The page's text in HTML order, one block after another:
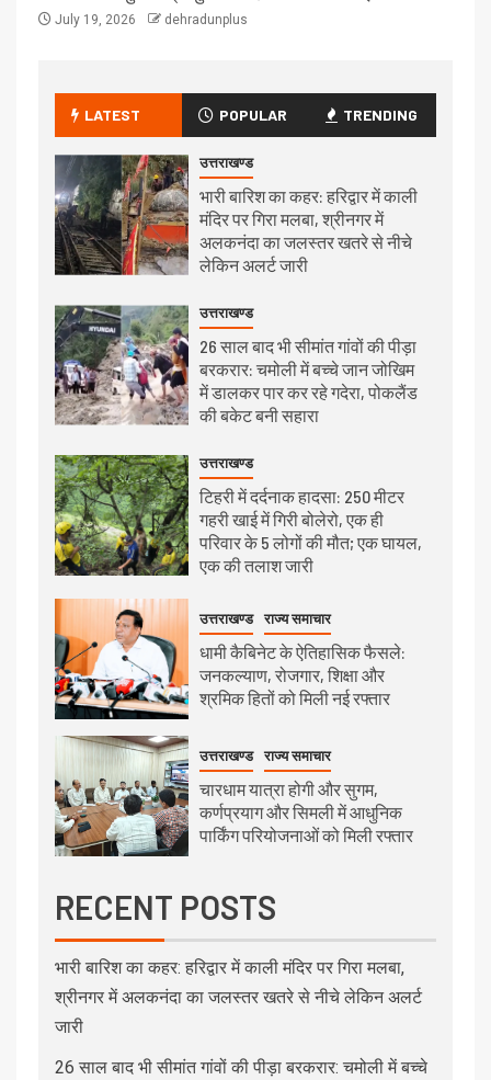
July 19, 2026 dehradunplus
LATEST POPULAR TRENDING
उत्तराखण्ड
भारी बारिश का कहर: हरिद्वार में काली
मंदिर पर गिरा मलबा, श्रीनगर में
अलकनंदा का जलस्तर खतरे से नीचे
लेकिन अलर्ट जारी
उत्तराखण्ड
26 साल बाद भी सीमांत गांवों की पीड़ा
बरकरार: चमोली में बच्चे जान जोखिम
में डालकर पार कर रहे गदेरा, पोकलैंड
की बकेट बनी सहारा
उत्तराखण्ड
टिहरी में दर्दनाक हादसा: 250 मीटर
गहरी खाई में गिरी बोलेरो, एक ही
परिवार के 5 लोगों की मौत; एक घायल,
एक की तलाश जारी
उत्तराखण्ड राज्य समाचार
धामी कैबिनेट के ऐतिहासिक फैसले:
जनकल्याण, रोजगार, शिक्षा और
श्रमिक हितों को मिली नई रफ्तार
उत्तराखण्ड राज्य समाचार
चारधाम यात्रा होगी और सुगम,
कर्णप्रयाग और सिमली में आधुनिक
पार्किंग परियोजनाओं को मिली रफ्तार
RECENT POSTS
भारी बारिश का कहर: हरिद्वार में काली मंदिर पर गिरा मलबा,
श्रीनगर में अलकनंदा का जलस्तर खतरे से नीचे लेकिन अलर्ट
जारी
26 साल बाद भी सीमांत गांवों की पीड़ा बरकरार: चमोली में बच्चे